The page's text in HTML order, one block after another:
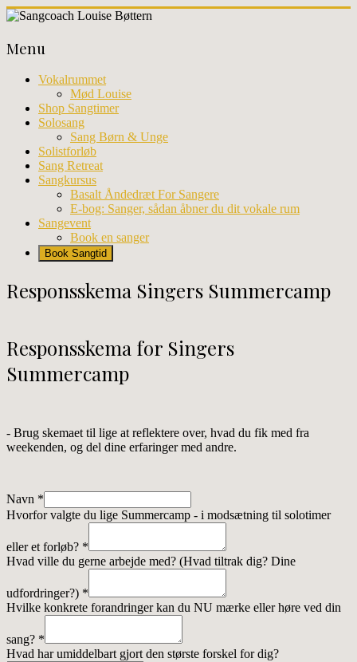
Skip
content
Louise
Bøttern
Professionel
sangundervisning
workhops
København
Menu
Vokalrummet
Mød Louise
Shop Sangtimer
Solosang
Sang Børn & Unge
Solistforløb
Sang Retreat
Sangkursus
Basalt Åndedræt For Sangere
E-bog: Sanger, sådan åbner du dit vokale rum
Sangevent
Book en sanger
Book Sangtid
Responsskema Singers Summercamp
Responsskema for Singers
Summercamp
- Brug skemaet til lige at reflektere over, hvad du fik med fra
weekenden, og del dine erfaringer med andre.
Navn *
Hvorfor valgte du lige Summercamp - i modsætning til solotimer
eller et forløb? *
Hvad ville du gerne arbejde med? (Hvad tiltrak dig? Dine
udfordringer?) *
Hvilke konkrete forandringer kan du NU mærke eller høre ved din
sang? *
Hvad har umiddelbart gjort den største forskel for dig?